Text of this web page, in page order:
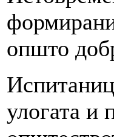
општо
улогата и